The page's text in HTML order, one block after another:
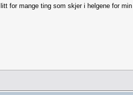
litt for mange ting som skjer i helgene for